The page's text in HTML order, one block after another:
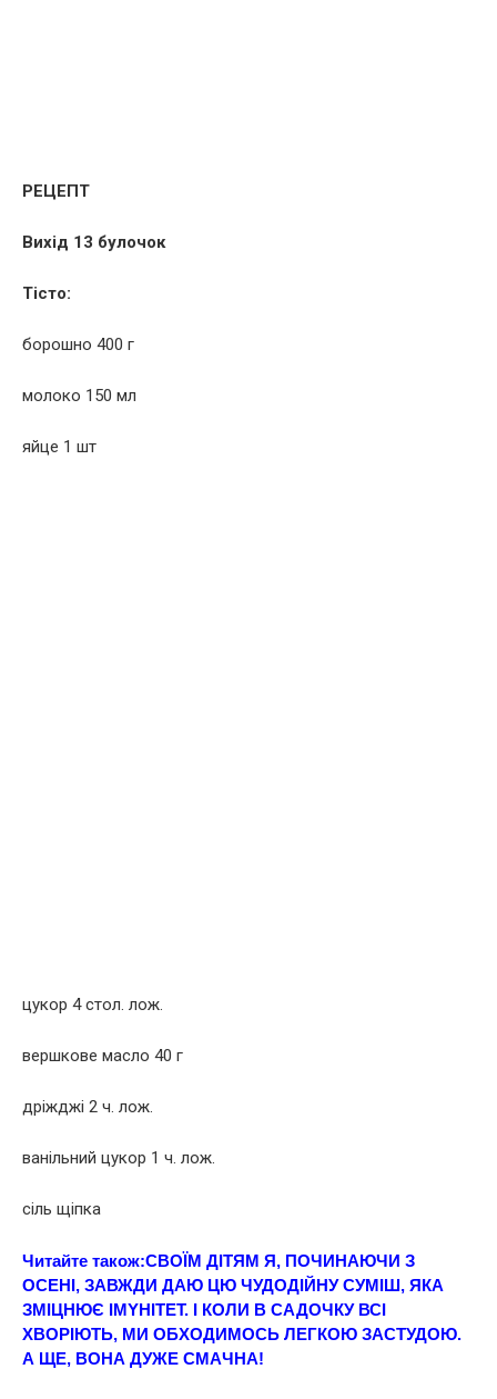
РЕЦЕПТ
Вихід 13 булочок
Тісто:
борошно 400 г
молоко 150 мл
яйце 1 шт
цукор 4 стол. лож.
вершкове масло 40 г
дріжджі 2 ч. лож.
ванільний цукор 1 ч. лож.
сіль щіпка
Читайте також:CВОЇМ ДІТЯМ Я, ПОЧИНАЮЧИ З
ОСЕНІ, ЗAВЖДИ ДАЮ ЦЮ ЧУДОДІЙНУ СУМІШ, ЯКА
ЗМIЦНЮЄ IМYНIТЕТ. І КОЛИ В САДОЧКУ ВСІ
ХВOРIЮТЬ, МИ ОБХOДИМОСЬ ЛEГКOЮ ЗАCТУДОЮ.
А ЩE, ВOНА ДУЖE СМAЧНА!